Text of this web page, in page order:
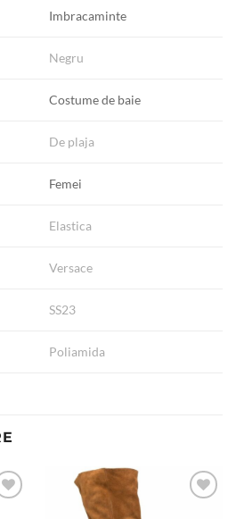
Imbracaminte
Negru
Costume de baie
De plaja
Femei
Elastica
Versace
SS23
Poliamida